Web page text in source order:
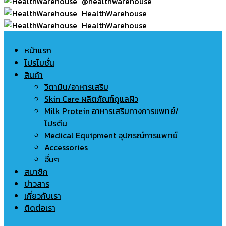
HealthWarehouse
HealthWarehouse
หน้าแรก
โปรโมชั่น
สินค้า
วิตามิน/อาหารเสริม
Skin Care ผลิตภัณฑ์ดูแลผิว
Milk Protein อาหารเสริมทางการแพทย์/
โปรตีน
Medical Equipment อุปกรณ์การแพทย์
Accessories
อื่นๆ
สมาชิก
ข่าวสาร
เกี่ยวกับเรา
ติดต่อเรา